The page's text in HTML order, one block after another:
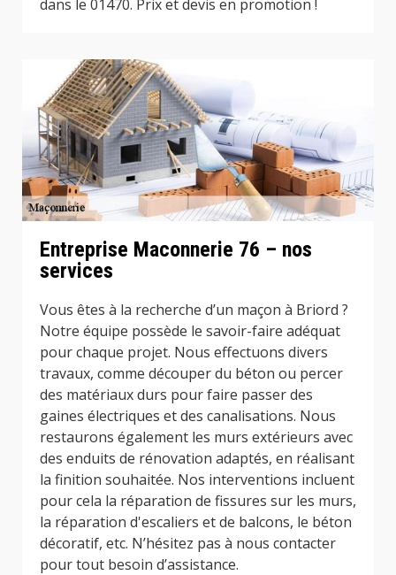
dans le 01470. Prix et devis en promotion !
Entreprise Maconnerie 76 – nos
services
Vous êtes à la recherche d’un maçon à Briord ?
Notre équipe possède le savoir-faire adéquat
pour chaque projet. Nous effectuons divers
travaux, comme découper du béton ou percer
des matériaux durs pour faire passer des
gaines électriques et des canalisations. Nous
restaurons également les murs extérieurs avec
des enduits de rénovation adaptés, en réalisant
la finition souhaitée. Nos interventions incluent
pour cela la réparation de fissures sur les murs,
la réparation d'escaliers et de balcons, le béton
décoratif, etc. N’hésitez pas à nous contacter
pour tout besoin d’assistance.